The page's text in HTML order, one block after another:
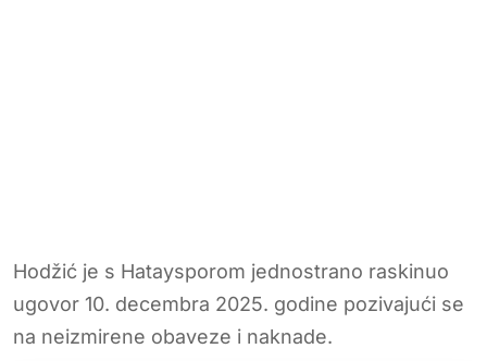
Hodžić je s Hataysporom jednostrano raskinuo
ugovor 10. decembra 2025. godine pozivajući se
na neizmirene obaveze i naknade.